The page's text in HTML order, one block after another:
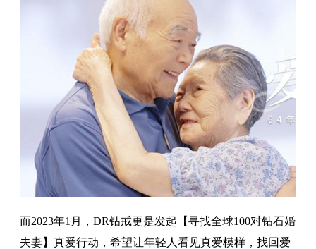
而2023年1月，DR钻戒更是发起【寻找全球100对钻石婚
夫妻】真爱行动，希望让年轻人看见真爱模样，找回爱